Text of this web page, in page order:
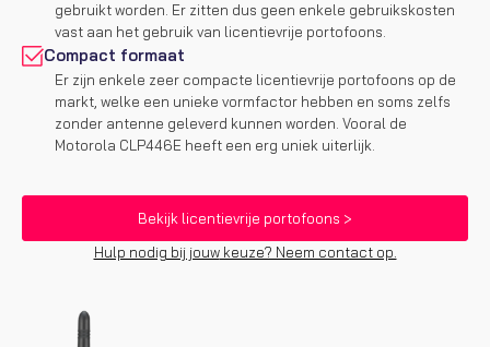
gebruikt worden. Er zitten dus geen enkele gebruikskosten
vast aan het gebruik van licentievrije portofoons.
Compact formaat
Er zijn enkele zeer compacte licentievrije portofoons op de
markt, welke een unieke vormfactor hebben en soms zelfs
zonder antenne geleverd kunnen worden. Vooral de
Motorola CLP446E heeft een erg uniek uiterlijk.
Bekijk licentievrije portofoons >
Hulp nodig bij jouwkeuze? Neem contact op.